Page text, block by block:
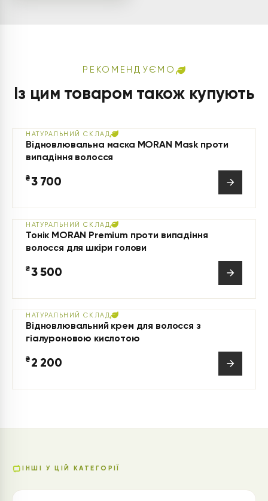
РЕКОМЕНДУЄМО
Із цим товаром також купують
НАТУРАЛЬНИЙ СКЛАД
Відновлювальна маска MORAN Mask проти
випадіння волосся
₴3 700
НАТУРАЛЬНИЙ СКЛАД
Тонік MORAN Premium проти випадіння
волосся для шкіри голови
₴3 500
НАТУРАЛЬНИЙ СКЛАД
Відновлювальний крем для волосся з
гіалуроновою кислотою
₴ 2 200
ІНШІ У ЦІЙ КАТЕГОРІЇ